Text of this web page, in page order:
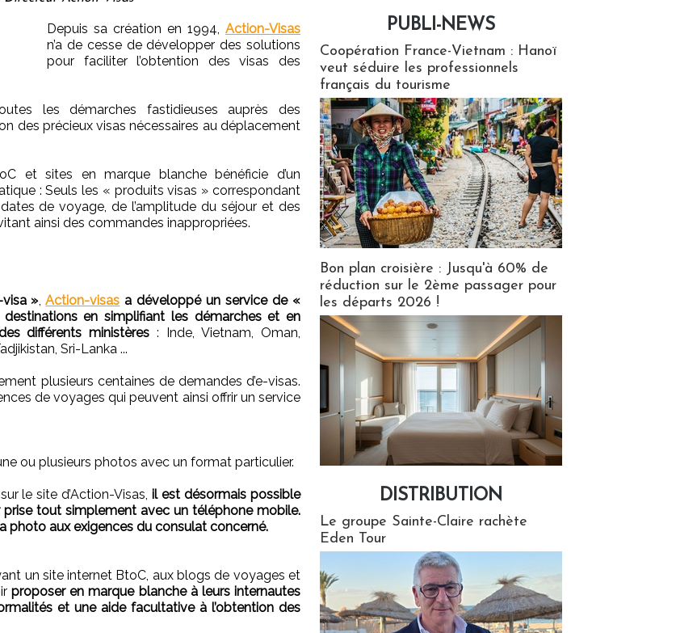
Depuis sa création en 1994, Action-Visas
n’a de cesse de développer des solutions
pour faciliter l’obtention des visas des
les démarches fastidieuses auprès des
des précieux visas nécessaires au déplacement
et sites en marque blanche bénéficie d’un
: Seuls les « produits visas » correspondant
de voyage, de l’amplitude du séjour et des
ainsi des commandes inappropriées.
»,Action-visas a développé un service de «
en simplifiant les démarches et en
différents ministères : Inde, Vietnam, Oman,
Sri-Lanka ...
plusieurs centaines de demandes d’e-visas.
de voyages qui peuvent ainsi offrir un service
ou plusieurs photos avec un format particulier.
le site d’Action-Visas, il est désormais possible
tout simplement avec un téléphone mobile.
photo aux exigences du consulat concerné.
un site internet BtoC, aux blogs de voyages et
proposer en marque blanche à leurs internautes
et une aide facultative à l’obtention des
PUBLI-NEWS
Coopération France-Vietnam : Hanoï
veut séduire les professionnels
français du tourisme
Bon plan croisière : Jusqu'à 60% de
réduction sur le 2ème passager pour
les départs 2026 !
DISTRIBUTION
Le groupe Sainte-Claire rachète
Eden Tour